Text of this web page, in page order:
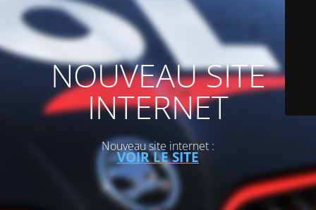
NOUVEAU SITE
INTERNET
Nouveau site internet :
VOIR LE SITE